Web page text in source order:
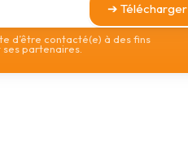
➔ Télécharger
d’être contacté(e) à des fins
partenaires.